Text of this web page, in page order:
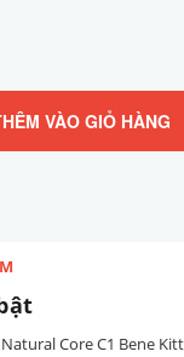
VÀO GIỎ HÀNG
Core C1 Bene